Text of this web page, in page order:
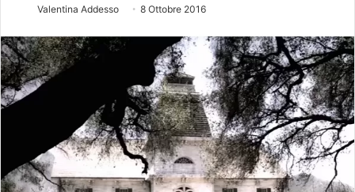
Valentina Addesso 8 Ottobre 2016